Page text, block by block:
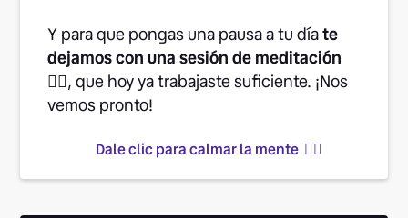
Y para que pongas una pausa a tu díate
dejamos con una sesión de meditación
👉🏽, que hoy ya trabajaste suficiente. ¡Nos
vemos pronto!
Dale clic para calmar la mente 👆🏾